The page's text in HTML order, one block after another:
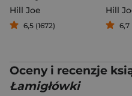
Hill Joe
6,5 (1672)
Hill
6,7
Oceny i recenzje
Łamigłówki